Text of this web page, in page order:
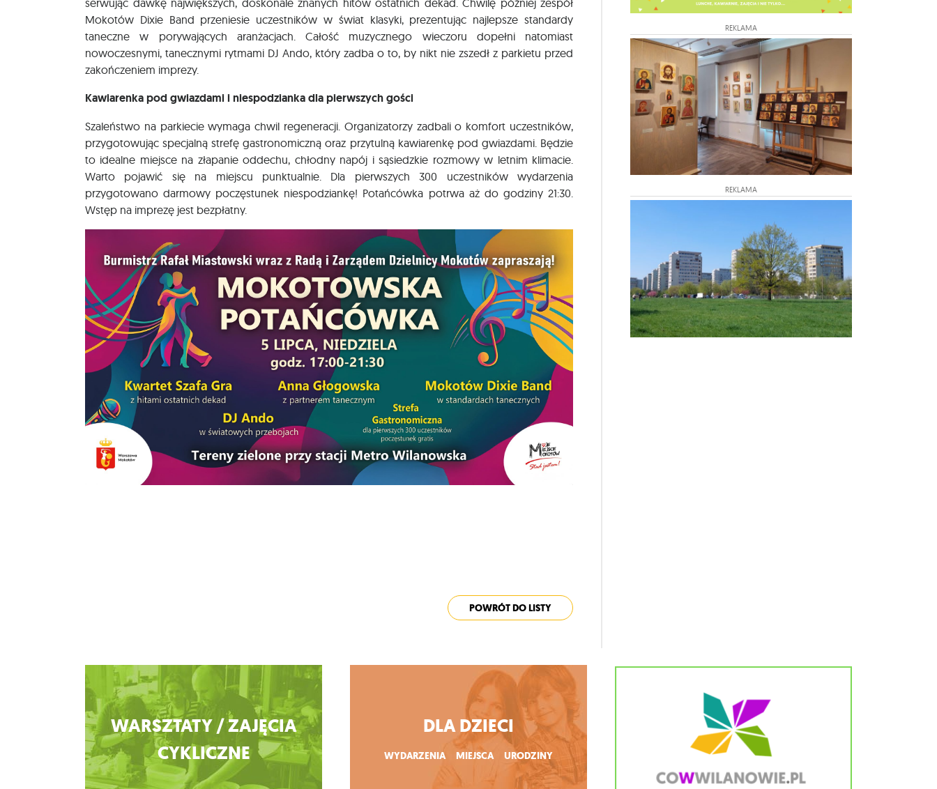
serwując dawkę największych, doskonale znanych hitów ostatnich dekad. Chwilę później zespół
Mokotów Dixie Band przeniesie uczestników w świat klasyki, prezentując najlepsze standardy
taneczne w porywających aranżacjach. Całość muzycznego wieczoru dopełni natomiast
nowoczesnymi, tanecznymi rytmami DJ Ando, który zadba o to, by nikt nie zszedł z parkietu przed
zakończeniem imprezy.
Kawiarenka pod gwiazdami i niespodzianka dla pierwszych gości
Szaleństwo na parkiecie wymaga chwil regeneracji. Organizatorzy zadbali o komfort uczestników,
przygotowując specjalną strefę gastronomiczną oraz przytulną kawiarenkę pod gwiazdami. Będzie
to idealne miejsce na złapanie oddechu, chłodny napój i sąsiedzkie rozmowy w letnim klimacie.
Warto pojawić się na miejscu punktualnie. Dla pierwszych 300 uczestników wydarzenia
przygotowano darmowy poczęstunek niespodziankę! Potańcówka potrwa aż do godziny 21:30.
Wstęp na imprezę jest bezpłatny.
POWRÓT DO LISTY
REKLAMA
REKLAMA
Zobacz więcej
WARSZTATY / ZAJĘCIA
CYKLICZNE
DLA DZIECI
WYDARZENIA MIEJSCA URODZINY